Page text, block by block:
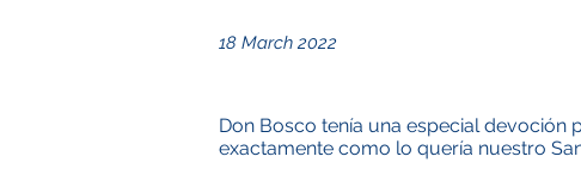
18 March 2022
Don Bosco tenía una especial devoción
exactamente como lo quería nuestro